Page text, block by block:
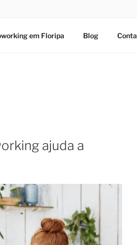
em Floripa Blog
ajuda a